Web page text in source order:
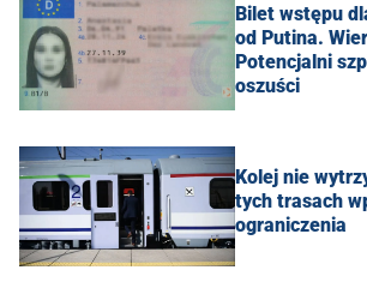
Bilet wstępu
od Putina.
Potencjalni
oszuści
Kolej nie
tych trasach
ograniczenia